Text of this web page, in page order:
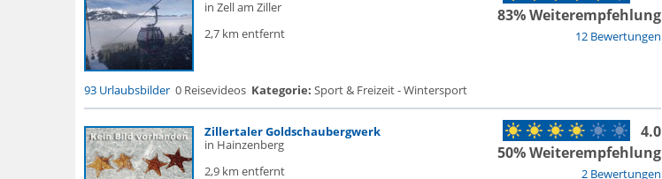
in Zell am Ziller
2,7 km entfernt
12 Bewertungen
83% Weiterempfehlung
93 Urlaubsbilder 0 Reisevideos Kategorie: Sport & Freizeit - Wintersport
Zillertaler Goldschaubergwerk
in Hainzenberg
2,9 km entfernt
2 Bewertungen
4.0
50% Weiterempfehlung